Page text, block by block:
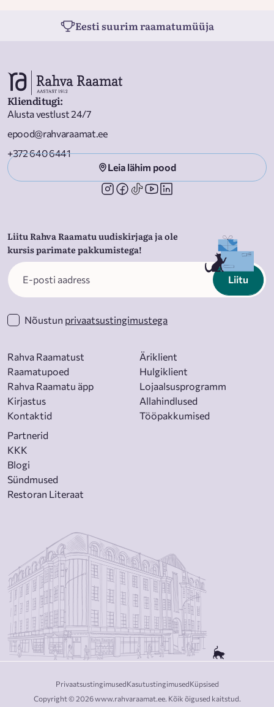
Eesti suurim raamatumüüja
Klienditugi:
Alusta vestlust 24/7
epood@rahvaraamat.ee
+372 640 6441
Leia lähim pood
Liitu Rahva Raamatu uudiskirjaga ja ole
kursis parimate pakkumistega!
Liitu
Nõustun privaatsustingimustega
Rahva Raamatust
Raamatupoed
Rahva Raamatu äpp
Kirjastus
Kontaktid
Äriklient
Hulgiklient
Lojaalsusprogramm
Allahindlused
Tööpakkumised
Partnerid
KKK
Blogi
Sündmused
Restoran Literaat
Copyright © 2026 www.rahvaraamat.ee. Kõik õigused kaitstud.
PrivaatsustingimusedKasutustingimusedKüpsised